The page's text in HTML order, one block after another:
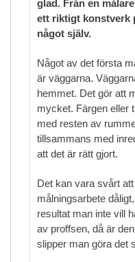
glad. Från en
ett riktigt konstverk
något själv.
Något av det första
är väggarna.
hemmet. Det gör att
mycket. Färgen eller
med resten av
tillsammans med
att det är rätt gjort.
Det kan vara svårt
målningsarbete
resultat man inte vill
av proffsen, då är
slipper man göra det